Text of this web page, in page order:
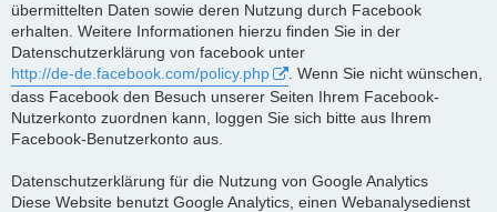
übermittelten Daten sowie deren Nutzung durch Facebook
erhalten. Weitere Informationen hierzu finden Sie in der
Datenschutzerklärung von facebook unter
http://de-de.facebook.com/policy.php
. Wenn Sie nicht wünschen,
dass Facebook den Besuch unserer Seiten Ihrem Facebook-
Nutzerkonto zuordnen kann, loggen Sie sich bitte aus Ihrem
Facebook-Benutzerkonto aus.
Datenschutzerklärung für die Nutzung von Google Analytics
Diese Website benutzt Google Analytics, einen Webanalysedienst